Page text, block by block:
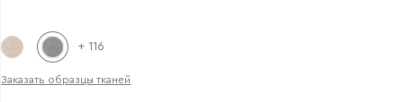
+ 116
Заказать образцы тканей